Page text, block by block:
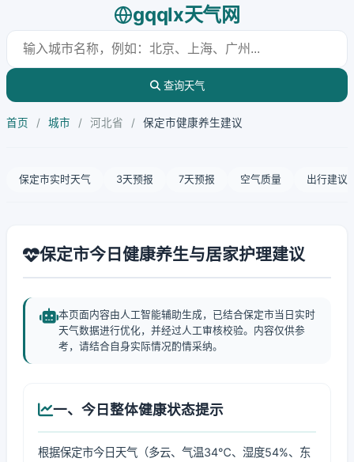
gqqlx天气网
查询天气
首页 / 城市 / 河北省 / 保定市健康养生建议
保定市实时天气 3天预报 7天预报 空气质量 出行建议
保定市今日健康养生与居家护理建议
本页面内容由人工智能辅助生成，已结合保定市当日实时
天气数据进行优化，并经过人工审核校验。内容仅供参
考，请结合自身实际情况酌情采纳。
一、今日整体健康状态提示
根据保定市今日天气（多云、气温34℃、湿度54%、东